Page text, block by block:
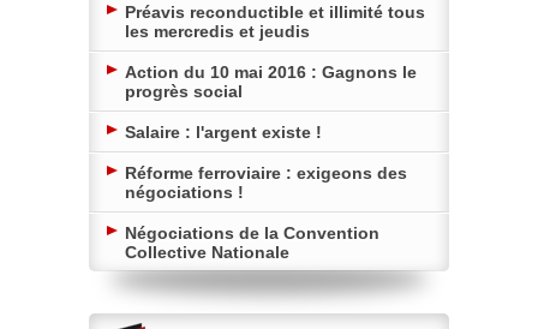
Préavis reconductible et illimité tous
les mercredis et jeudis
Action du 10 mai 2016 : Gagnons le
progrès social
Salaire : l'argent existe !
Réforme ferroviaire : exigeons des
négociations !
Négociations de la Convention
Collective Nationale